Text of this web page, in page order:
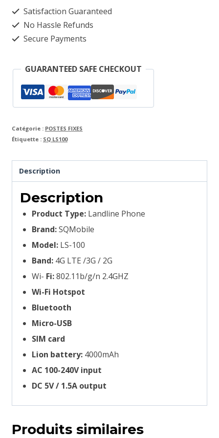
Satisfaction Guaranteed
No Hassle Refunds
Secure Payments
GUARANTEED SAFE CHECKOUT
Catégorie : POSTES FIXES
Étiquette : SQ LS100
Description
Description
Product Type: Landline Phone
Brand:SQMobile
Model: LS-100
Band: 4G LTE /3G / 2G
Wi- Fi:802.11b/g/n 2.4GHZ
Wi-Fi Hotspot
Bluetooth
Micro-USB
SIM card
Lion battery: 4000mAh
AC 100-240V input
DC 5V / 1.5A output
Produits similaires